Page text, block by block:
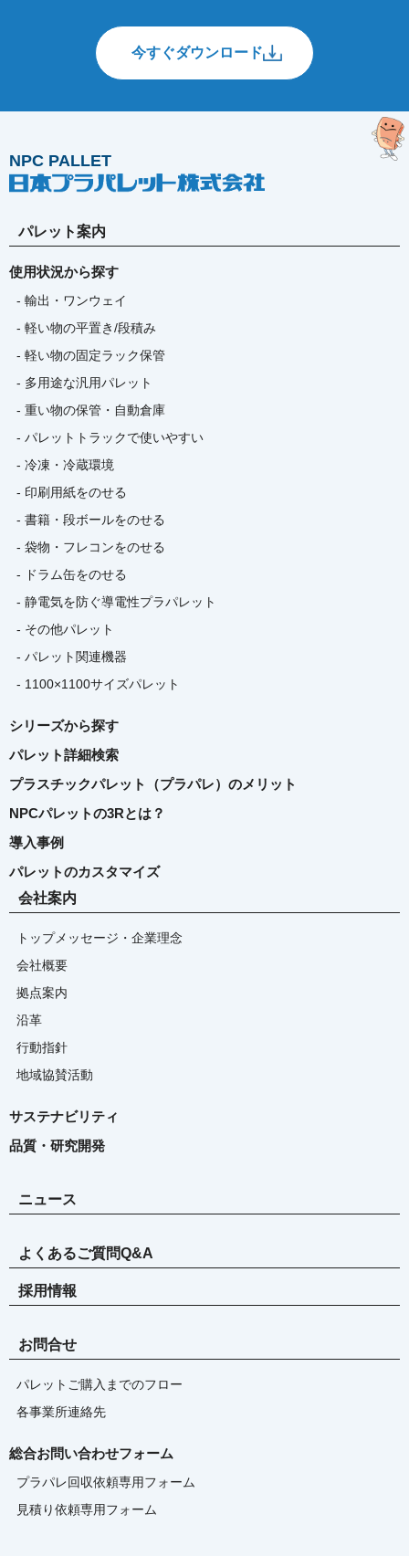
今すぐダウンロード
NPC PALLET
パレット案内
使用状況から探す
- 輸出・ワンウェイ
- 軽い物の平置き/段積み
- 軽い物の固定ラック保管
- 多用途な汎用パレット
- 重い物の保管・自動倉庫
- パレットトラックで使いやすい
- 冷凍・冷蔵環境
- 印刷用紙をのせる
- 書籍・段ボールをのせる
- 袋物・フレコンをのせる
- ドラム缶をのせる
- 静電気を防ぐ導電性プラパレット
- その他パレット
- パレット関連機器
- 1100×1100サイズパレット
シリーズから探す
パレット詳細検索
プラスチックパレット（プラパレ）のメリット
NPCパレットの3Rとは？
導入事例
パレットのカスタマイズ
会社案内
トップメッセージ・企業理念
会社概要
拠点案内
沿革
行動指針
地域協賛活動
サステナビリティ
品質・研究開発
ニュース
よくあるご質問Q&A
採用情報
お問合せ
パレットご購入までのフロー
各事業所連絡先
総合お問い合わせフォーム
プラパレ回収依頼専用フォーム
見積り依頼専用フォーム